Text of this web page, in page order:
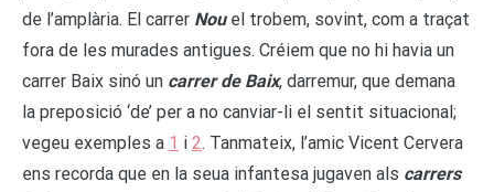
de l’amplària. El carrer Nouel trobem, sovint, com a traçat
fora de les murades antigues. Créiem que no hi havia un
carrer Baix sinó un carrer de Baix, darremur, que demana
la preposició ‘de’ per a no canviar-li el sentit situacional;
vegeu exemples a 1 i 2. Tanmateix, l’amic Vicent Cervera
ens recorda que en la seua infantesa jugaven als carrers